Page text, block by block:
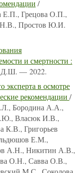
/
Е.П., Грецова О.П.,
Н.В., Простов Ю.И.
и смертности :
Д.Ш. — 2022.
эксперта в осмотре
рекомендации /
Бородина А.А.,
Власюк И.В.,
К.В., Григорьев
Е.М.,
А.Н., Никитин А.В.,
О.Н., Савва О.В.,